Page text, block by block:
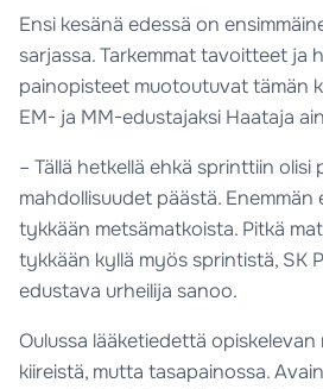
Ensi kesänä edessä on
sarjassa. Tarkemmat tavoitteet ja
painopisteet muotoutuvat tämän
EM- ja MM-edustajaksi Haataja
– Tällä hetkellä ehkä sprinttiin olisi
mahdollisuudet päästä. Enemmän
tykkään metsämatkoista. Pitkä
tykkään kyllä myös sprintistä, SK
edustava urheilija sanoo.
Oulussa lääketiedettä opiskelevan
kiireistä, mutta tasapainossa.